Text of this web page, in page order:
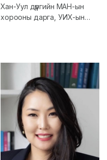
Хан-Уул дүүргийн МАН-ын
хорооны дарга, УИХ-ын